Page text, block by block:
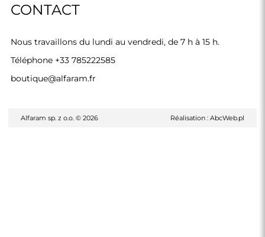
CONTACT
Nous travaillons du lundi au vendredi, de 7 h à 15 h.
Téléphone +33 785222585
boutique@alfaram.fr
Alfaram sp. z o.o. © 2026 Réalisation : AbcWeb.pl